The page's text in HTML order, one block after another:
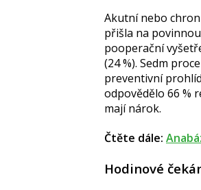
Akutní nebo
přišla na
pooperační
(24 %). Sedm
preventivní
odpovědělo 66 %
mají nárok.
Čtěte dále:
Hodinové